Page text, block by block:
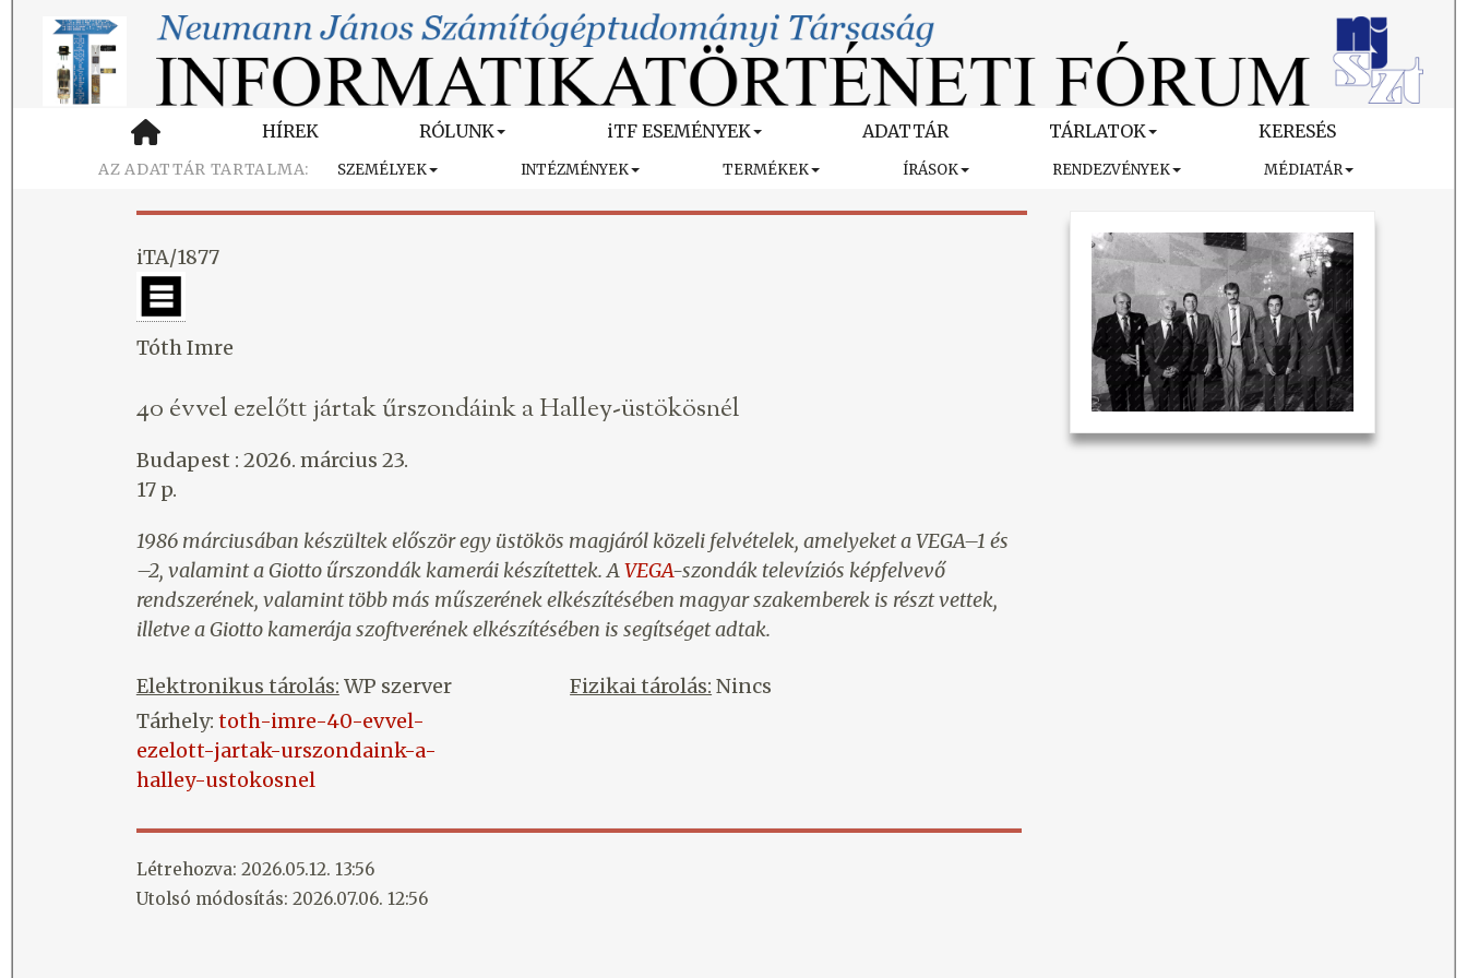
HÍREK RÓLUNK iTF ESEMÉNYEK ADATTÁR TÁRLATOK KERESÉS
SZEMÉLYEK INTÉZMÉNYEK TERMÉKEK ÍRÁSOK RENDEZVÉNYEK MÉDIATÁR
iTA/1877
Tóth Imre
40 évvel ezelőtt jártak űrszondáink a Halley-üstökösnél
Budapest : 2026. március 23.
17 p.
1986 márciusában készültek először egy üstökös magjáról közeli felvételek, amelyeket a VEGA–1 és
–2, valamint a Giotto űrszondák kamerái készítettek. AVEGA-szondák televíziós képfelvevő
rendszerének, valamint több más műszerének elkészítésében magyar szakemberek is részt vettek,
illetve a Giotto kamerája szoftverének elkészítésében is segítséget adtak.
Elektronikus tárolás: WP szerver
Tárhely: toth-imre-40-evvel-
ezelott-jartak-urszondaink-a-
halley-ustokosnel
Fizikai tárolás: Nincs
Létrehozva: 2026.05.12. 13:56
Utolsó módosítás: 2026.07.06. 12:56